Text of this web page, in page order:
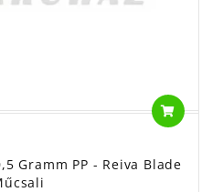
Gramm PP - Reiva Blade